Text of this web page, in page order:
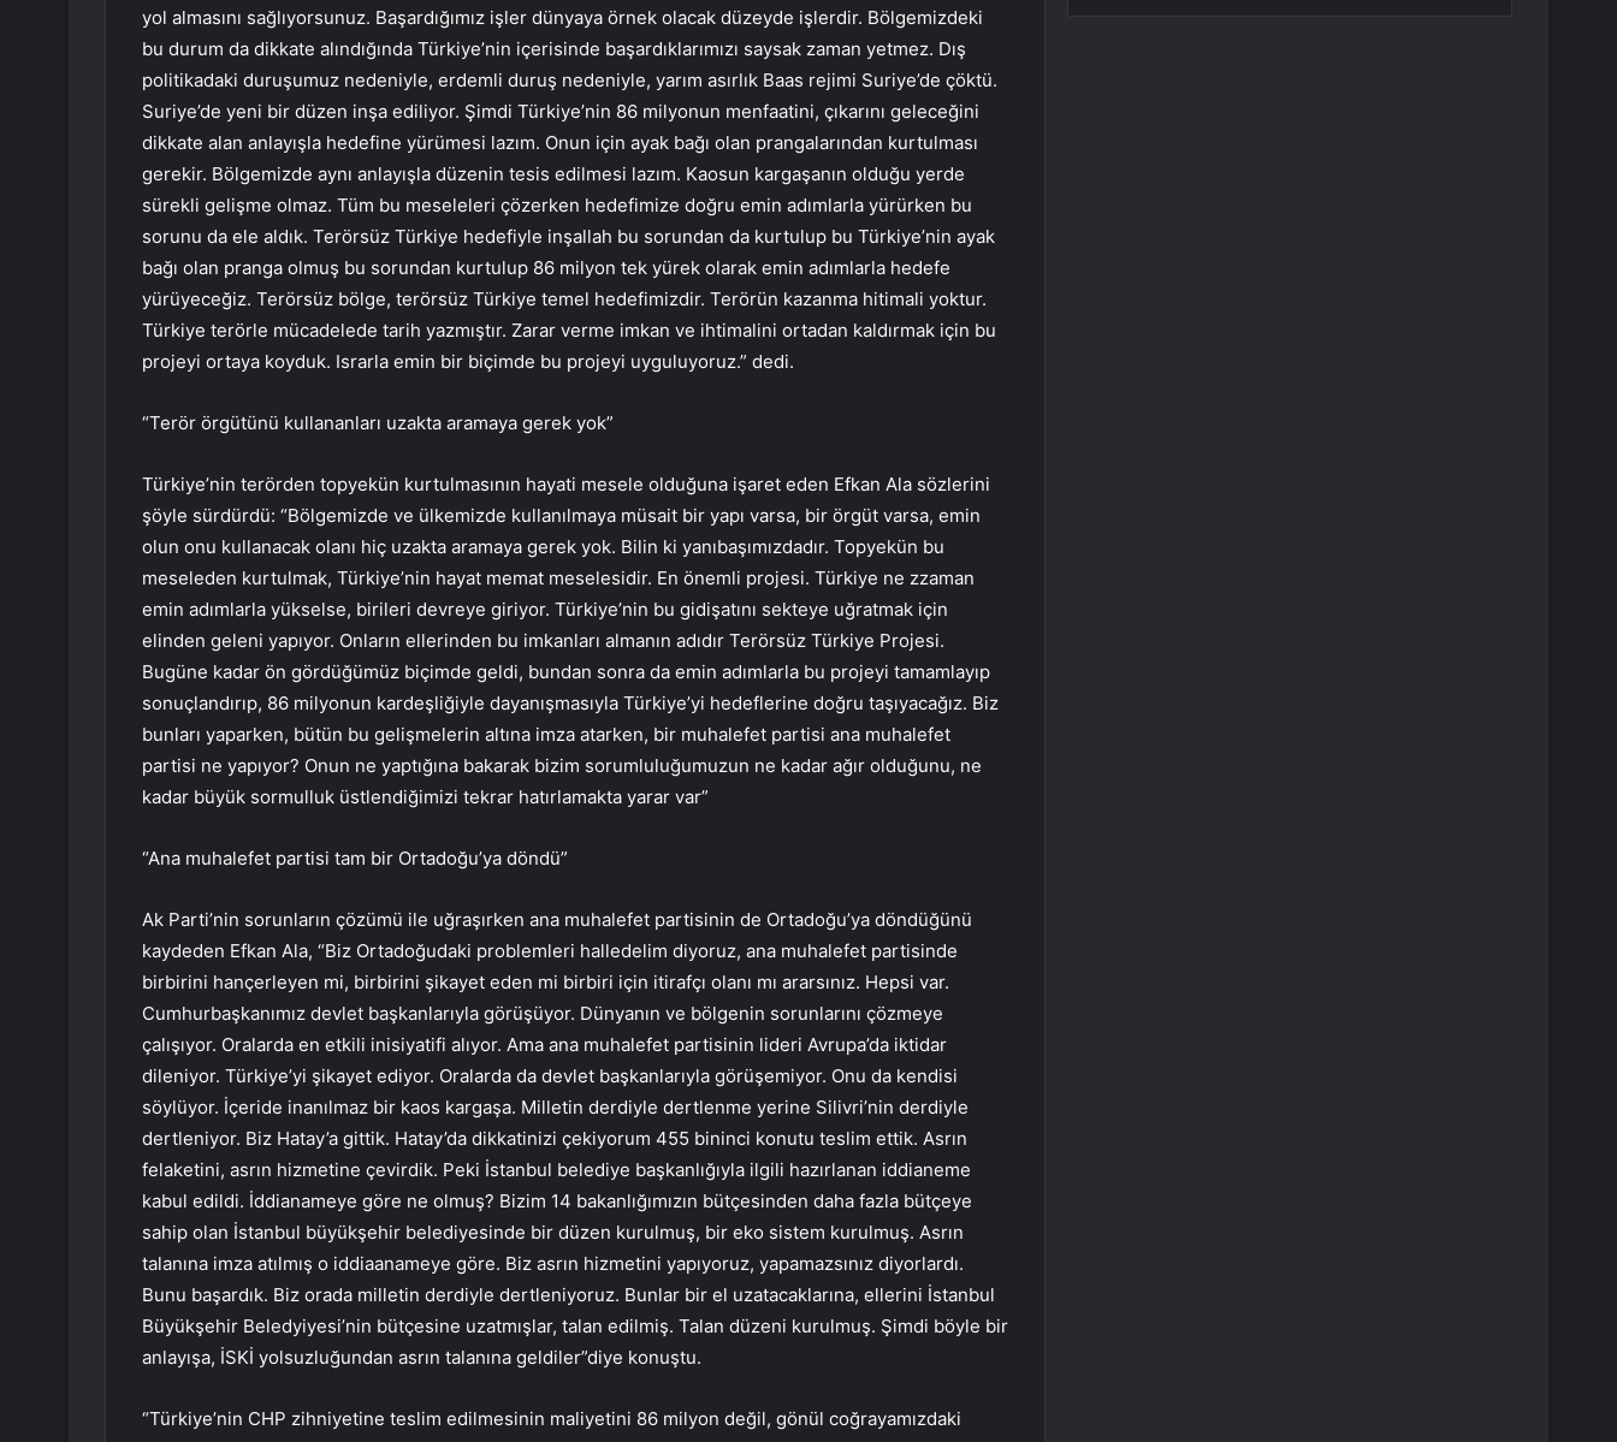
yol almasını sağlıyorsunuz. Başardığımız işler dünyaya örnek olacak düzeyde işlerdir. Bölgemizdeki
bu durum da dikkate alındığında Türkiye’nin içerisinde başardıklarımızı saysak zaman yetmez. Dış
politikadaki duruşumuz nedeniyle, erdemli duruş nedeniyle, yarım asırlık Baas rejimi Suriye’de çöktü.
Suriye’de yeni bir düzen inşa ediliyor. Şimdi Türkiye’nin 86 milyonun menfaatini, çıkarını geleceğini
dikkate alan anlayışla hedefine yürümesi lazım. Onun için ayak bağı olan prangalarından kurtulması
gerekir. Bölgemizde aynı anlayışla düzenin tesis edilmesi lazım. Kaosun kargaşanın olduğu yerde
sürekli gelişme olmaz. Tüm bu meseleleri çözerken hedefimize doğru emin adımlarla yürürken bu
sorunu da ele aldık. Terörsüz Türkiye hedefiyle inşallah bu sorundan da kurtulup bu Türkiye’nin ayak
bağı olan pranga olmuş bu sorundan kurtulup 86 milyon tek yürek olarak emin adımlarla hedefe
yürüyeceğiz. Terörsüz bölge, terörsüz Türkiye temel hedefimizdir. Terörün kazanma hitimali yoktur.
Türkiye terörle mücadelede tarih yazmıştır. Zarar verme imkan ve ihtimalini ortadan kaldırmak için bu
projeyi ortaya koyduk. Israrla emin bir biçimde bu projeyi uyguluyoruz.” dedi.
“Terör örgütünü kullananları uzakta aramaya gerek yok”
Türkiye’nin terörden topyekün kurtulmasının hayati mesele olduğuna işaret eden Efkan Ala sözlerini
şöyle sürdürdü: “Bölgemizde ve ülkemizde kullanılmaya müsait bir yapı varsa, bir örgüt varsa, emin
olun onu kullanacak olanı hiç uzakta aramaya gerek yok. Bilin ki yanıbaşımızdadır. Topyekün bu
meseleden kurtulmak, Türkiye’nin hayat memat meselesidir. En önemli projesi. Türkiye ne zzaman
emin adımlarla yükselse, birileri devreye giriyor. Türkiye’nin bu gidişatını sekteye uğratmak için
elinden geleni yapıyor. Onların ellerinden bu imkanları almanın adıdır Terörsüz Türkiye Projesi.
Bugüne kadar ön gördüğümüz biçimde geldi, bundan sonra da emin adımlarla bu projeyi tamamlayıp
sonuçlandırıp, 86 milyonun kardeşliğiyle dayanışmasıyla Türkiye’yi hedeflerine doğru taşıyacağız. Biz
bunları yaparken, bütün bu gelişmelerin altına imza atarken, bir muhalefet partisi ana muhalefet
partisi ne yapıyor? Onun ne yaptığına bakarak bizim sorumluluğumuzun ne kadar ağır olduğunu, ne
kadar büyük sormulluk üstlendiğimizi tekrar hatırlamakta yarar var”
“Ana muhalefet partisi tam bir Ortadoğu’ya döndü”
Ak Parti’nin sorunların çözümü ile uğraşırken ana muhalefet partisinin de Ortadoğu’ya döndüğünü
kaydeden Efkan Ala, “Biz Ortadoğudaki problemleri halledelim diyoruz, ana muhalefet partisinde
birbirini hançerleyen mi, birbirini şikayet eden mi birbiri için itirafçı olanı mı ararsınız. Hepsi var.
Cumhurbaşkanımız devlet başkanlarıyla görüşüyor. Dünyanın ve bölgenin sorunlarını çözmeye
çalışıyor. Oralarda en etkili inisiyatifi alıyor. Ama ana muhalefet partisinin lideri Avrupa’da iktidar
dileniyor. Türkiye’yi şikayet ediyor. Oralarda da devlet başkanlarıyla görüşemiyor. Onu da kendisi
söylüyor. İçeride inanılmaz bir kaos kargaşa. Milletin derdiyle dertlenme yerine Silivri’nin derdiyle
dertleniyor. Biz Hatay’a gittik. Hatay’da dikkatinizi çekiyorum 455 bininci konutu teslim ettik. Asrın
felaketini, asrın hizmetine çevirdik. Peki İstanbul belediye başkanlığıyla ilgili hazırlanan iddianeme
kabul edildi. İddianameye göre ne olmuş? Bizim 14 bakanlığımızın bütçesinden daha fazla bütçeye
sahip olan İstanbul büyükşehir belediyesinde bir düzen kurulmuş, bir eko sistem kurulmuş. Asrın
talanına imza atılmış o iddiaanameye göre. Biz asrın hizmetini yapıyoruz, yapamazsınız diyorlardı.
Bunu başardık. Biz orada milletin derdiyle dertleniyoruz. Bunlar bir el uzatacaklarına, ellerini İstanbul
Büyükşehir Beledyiyesi’nin bütçesine uzatmışlar, talan edilmiş. Talan düzeni kurulmuş. Şimdi böyle bir
anlayışa, İSKİ yolsuzluğundan asrın talanına geldiler”diye konuştu.
“Türkiye’nin CHP zihniyetine teslim edilmesinin maliyetini 86 milyon değil, gönül coğrayamızdaki